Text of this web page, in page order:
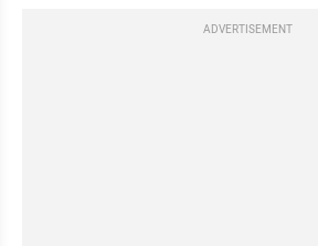
ADVERTISEMENT